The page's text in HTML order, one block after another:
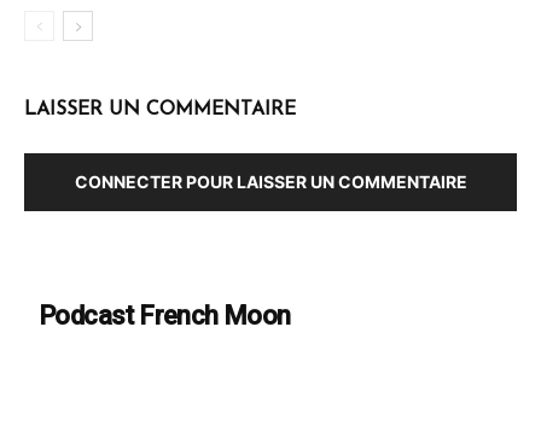
LAISSER UN COMMENTAIRE
CONNECTER POUR LAISSER UN COMMENTAIRE
Podcast French Moon